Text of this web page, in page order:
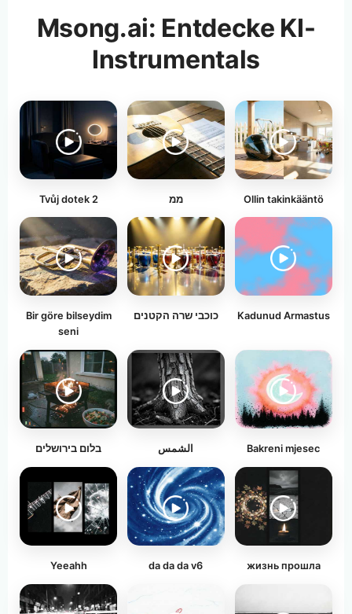
Msong.ai: Entdecke KI-
Instrumentals
Tvůj dotek 2 ממ Ollin takinkääntö
Bir göre bilseydim
seni
כוכבי שרה הקטנים Kadunud Armastus
בלום בירושלים الشمس Bakreni mjesec
Yeeahh da da da v6 жизнь прошла